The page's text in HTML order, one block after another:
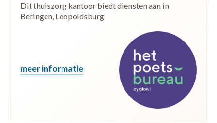
Dit thuiszorg kantoor biedt diensten aan in
Beringen, Leopoldsburg
meer informatie